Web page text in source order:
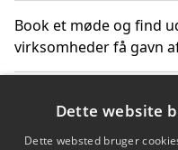
Book et møde og find
virksomheder få gavn
får du indgår et
Dette website
Dette websted bruger